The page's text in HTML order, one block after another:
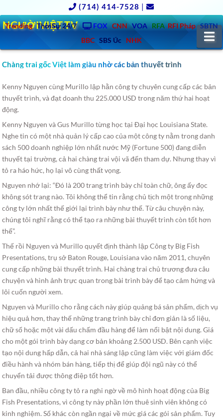
(714) 414-7528 |
Trending ThờiSự 24/7 FOX CNN VOA RFA RFI Pháp SBTN
BBC SBS Úc NHK
NGƯỜIVIỆT.TV
Chàng trai gốc Việt làm giàu nhờ các bản thuyết trình
Kenny Nguyen cùng Murillo lập hằn công ty chuyên cung cấp các bản
thuyết trình, và đạt doanh thu 225.000 USD trong năm thứ hai hoạt
động.
Kenny Nguyen và Gus Murillo từng học tại Đại học Louisiana State.
Nghe tin có một nhà quản lý cấp cao của một công ty nằm trong danh
sách 500 doanh nghiệp lớn nhất nước Mỹ (Fortune 500) đang diễn
thuyết tại trường, cả hai chàng trai vội vã đến tham dự. Nhưng thay vì
tỏ ra háo hức, họ lại vô cùng thất vọng.
Nguyen nhớ lại: “Đó là 200 trang trình bày chỉ toàn chữ, ông ấy đọc
không sót trang nào. Tôi không thể tin rằng chủ tịch một trong những
công ty lớn nhất thế giới lại trình bày như thế. Từ câu chuyện này,
chúng tôi nghĩ rằng có thể tạo ra những bài thuyết trình còn tốt hơn
thế”.
Thế rồi Nguyen và Murillo quyết định thành lập Công ty Big Fish
Presentations, trụ sở Baton Rouge, Louisiana vào năm 2011, chuyên
cung cấp những bài thuyết trình. Hai chàng trai chủ trương đưa câu
chuyện và hình ảnh trực quan trong bài trình bày để tạo cảm hứng và
lôi cuốn người xem.
Nguyen và Murillo cho rằng cách này giúp quảng bá sản phẩm, dịch vụ
hiệu quả hơn, thay thế những trang trình bày chỉ đơn giản là số liệu,
chữ số hoặc một vài dấu chấm đầu hàng để làm nổi bật nội dung. Giá
cho một gói trình bày dạng cơ bản khoảng 2.500 USD. Bên cạnh việc
tạo nội dung hấp dẫn, cả hai nhà sáng lập cũng làm việc với giám đốc
điều hành và nhóm bán hàng, tiếp thị để giúp đội ngũ này có thể
chuyển tải được thông điệp tốt hơn.
Ban đầu, nhiều công ty tỏ ra nghi ngờ về mô hình hoạt động của Big
Fish Presentations, vì công ty này phần lớn thuê sinh viên không có
kinh nghiệm. Số khác còn ngần ngại về mức giá các gói sản phẩm. Tuy